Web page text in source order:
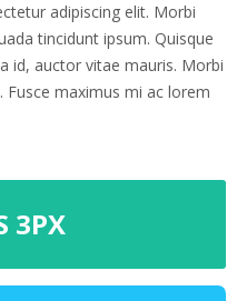
adipiscing elit. Morbi
tincidunt ipsum. Quisque
id, auctor vitae mauris. Morbi
Fusce maximus mi ac lorem
3PX